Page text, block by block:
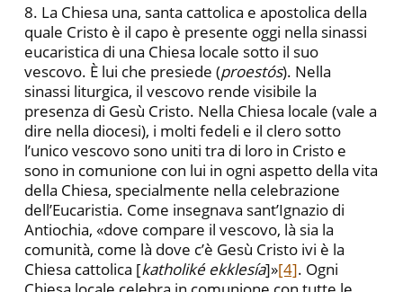
8. La Chiesa una, santa cattolica e apostolica della
quale Cristo è il capo è presente oggi nella sinassi
eucaristica di una Chiesa locale sotto il suo
vescovo. È lui che presiede (proestós). Nella
sinassi liturgica, il vescovo rende visibile la
presenza di Gesù Cristo. Nella Chiesa locale (vale a
dire nella diocesi), i molti fedeli e il clero sotto
l’unico vescovo sono uniti tra di loro in Cristo e
sono in comunione con lui in ogni aspetto della vita
della Chiesa, specialmente nella celebrazione
dell’Eucaristia. Come insegnava sant’Ignazio di
Antiochia, «dove compare il vescovo, là sia la
comunità, come là dove c’è Gesù Cristo ivi è la
Chiesa cattolica [katholiké ekklesía]»[4]. Ogni